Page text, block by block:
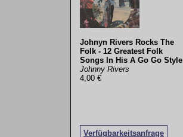
Johnyn Rivers Rocks The
Folk - 12 Greatest Folk
Songs In His A Go Go Style
Johnny Rivers
4,00 €
Verfügbarkeitsanfrage